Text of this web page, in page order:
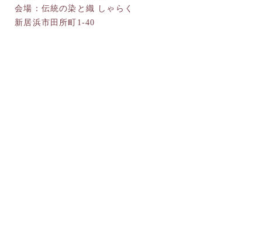
会場：伝統の染と織 しゃらく
新居浜市田所町1-40